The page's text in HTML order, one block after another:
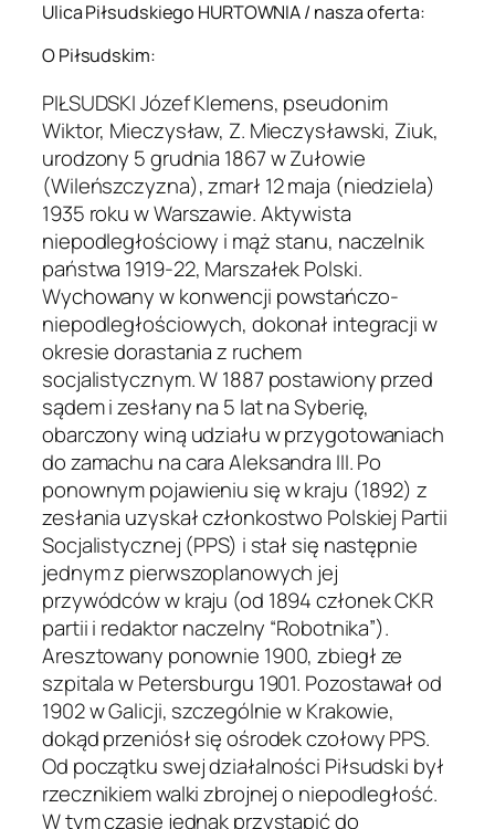
Ulica Piłsudskiego HURTOWNIA / nasza oferta:
O Piłsudskim:
PIŁSUDSKI Józef Klemens, pseudonim
Wiktor, Mieczysław, Z. Mieczysławski, Ziuk,
urodzony 5 grudnia 1867 w Zułowie
(Wileńszczyzna), zmarł 12 maja (niedziela)
1935 roku w Warszawie. Aktywista
niepodległościowy i mąż stanu, naczelnik
państwa 1919-22, Marszałek Polski.
Wychowany w konwencji powstańczo-
niepodległościowych, dokonał integracji w
okresie dorastania z ruchem
socjalistycznym. W 1887 postawiony przed
sądem i zesłany na 5 lat na Syberię,
obarczony winą udziału w przygotowaniach
do zamachu na cara Aleksandra III. Po
ponownym pojawieniu się w kraju (1892) z
zesłania uzyskał członkostwo Polskiej Partii
Socjalistycznej (PPS) i stał się następnie
jednym z pierwszoplanowych jej
przywódców w kraju (od 1894 członek CKR
partii i redaktor naczelny “Robotnika”).
Aresztowany ponownie 1900, zbiegł ze
szpitala w Petersburgu 1901. Pozostawał od
1902 w Galicji, szczególnie w Krakowie,
dokąd przeniósł się ośrodek czołowy PPS.
Od początku swej działalności Piłsudski był
rzecznikiem walki zbrojnej o niepodległość.
W tym czasie jednak przystąpić do